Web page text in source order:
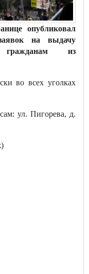
опубликовал
на выдачу
гражданам из
во всех уголках
ул. Пигорева, д.